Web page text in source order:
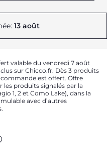
13 août
valable du vendredi 7 août
sur Chicco.fr. Dès 3 produits
est offert. Offre
les produits signalés par la
1, 2 et Como Lake), dans la
avec d’autres